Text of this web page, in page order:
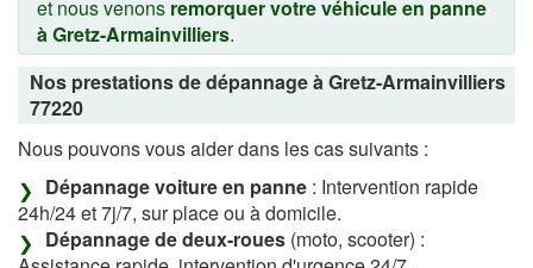
et nous venons remorquer votre véhicule en panne
à Gretz-Armainvilliers.
Nos prestations de dépannage à Gretz-Armainvilliers
77220
Nous pouvons vous aider dans les cas suivants :
Dépannage voiture en panne : Intervention rapide
24h/24 et 7j/7, sur place ou à domicile.
Dépannage de deux-roues (moto, scooter) :